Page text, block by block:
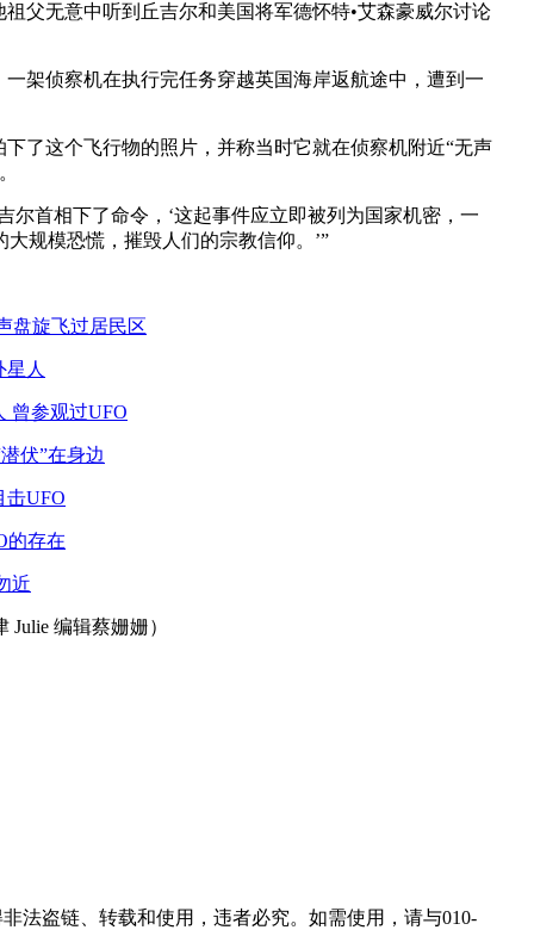
父无意中听到丘吉尔和美国将军德怀特•艾森豪威尔讨论
一架侦察机在执行完任务穿越英国海岸返航途中，遭到一
了这个飞行物的照片，并称当时它就在侦察机附近“无声
尔首相下了命令，‘这起事件应立即被列为国家机密，一
大规模恐慌，摧毁人们的宗教信仰。’”
盘旋飞过居民区
人
曾参观过UFO
伏”在身边
击UFO
的存在
近
Julie 编辑蔡姗姗）
法盗链、转载和使用，违者必究。如需使用，请与010-